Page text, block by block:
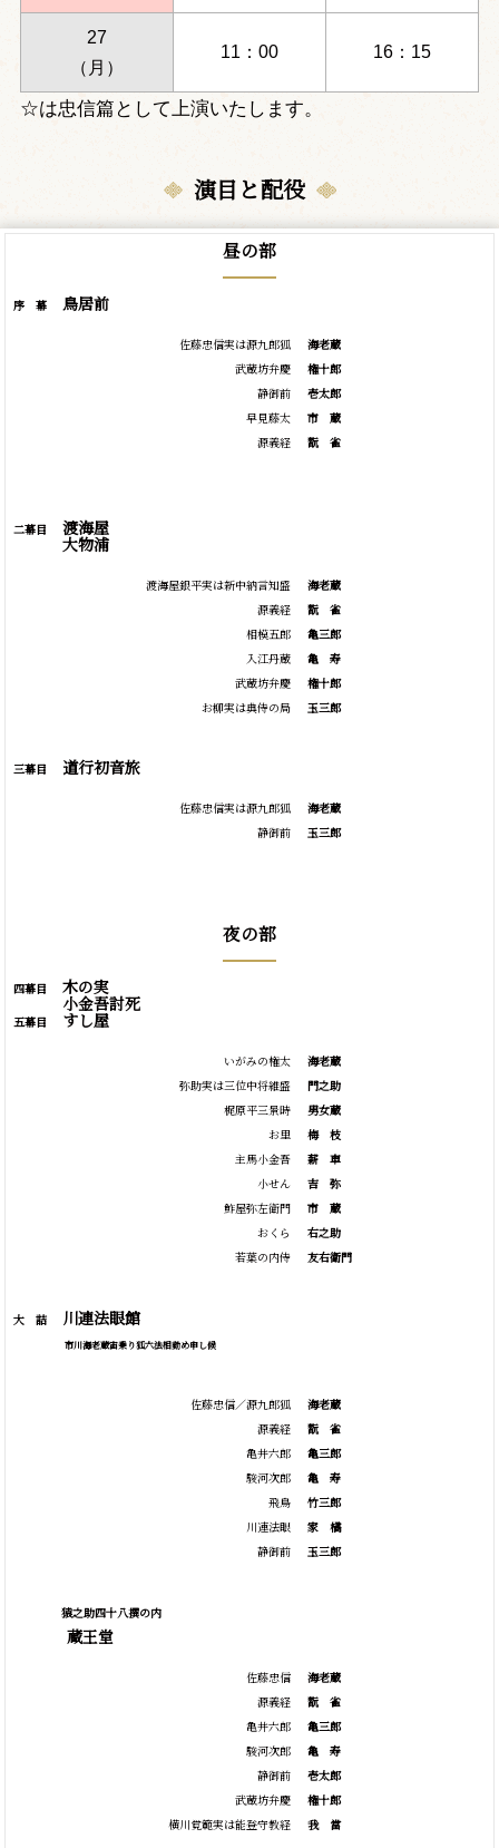
27
（月）
11：00 16：15
☆は忠信篇として上演いたします。
演目と配役
昼の部
序 幕鳥居前
佐藤忠信実は源九郎狐
武蔵坊弁慶
静御前
早見藤太
源義経
海老蔵
権十郎
壱太郎
市
蔵
翫
雀
二幕目 渡海屋
大物浦
渡海屋銀平実は新中納言知盛
源義経
相模五郎
入江丹蔵
武蔵坊弁慶
お柳実は典侍の局
海老蔵
翫
雀
亀三郎
亀
寿
権十郎
玉三郎
三幕目 道行初音旅
佐藤忠信実は源九郎狐
静御前
海老蔵
玉三郎
夜の部
四幕目 木の実
小金吾討死
五幕目 すし屋
いがみの権太
弥助実は三位中将維盛
梶原平三景時
お里
主馬小金吾
小せん
鮓屋弥左衛門
おくら
若葉の内侍
海老蔵
門之助
男女蔵
梅
枝
薪
車
吉
弥
市
蔵
右之助
友右衛門
大 詰川連法眼館
市川海老蔵宙乗り狐六法相勤め申し候
佐藤忠信／源九郎狐
源義経
亀井六郎
駿河次郎
飛鳥
川連法眼
静御前
海老蔵
翫
雀
亀三郎
亀
寿
竹三郎
家
橘
玉三郎
猿之助四十八撰の内
蔵王堂
佐藤忠信
源義経
亀井六郎
駿河次郎
静御前
武蔵坊弁慶
横川覚範実は能登守教経
海老蔵
翫
雀
亀三郎
亀
寿
壱太郎
権十郎
我
當